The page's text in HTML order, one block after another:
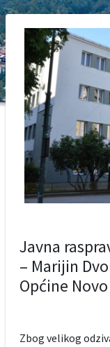
Javna
– Marijin
Općine
Zbog velikog